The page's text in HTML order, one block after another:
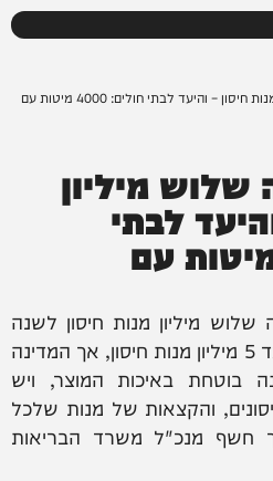
ישראל הזמינה שלוש מיליון מנות חיסון – והיעד לבתי חולים: 4000 מיטות עם
מיליון
לבתי
4000 מיטות עם
מיליון מנות חיסון לשנה
הקרובה, ושואפת להשיג עד 5 מיליון מנות חיסון, אך המדינה
בוטחת באיכות המוצר, ויש
והקצאות של מנות שלכל
חשף מנכ"ל משרד הבריאות